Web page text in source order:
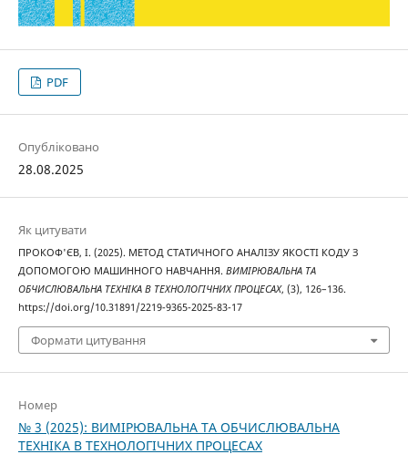
PDF
Опубліковано
28.08.2025
Як цитувати
ПРОКОФ'ЄВ, І. (2025). МЕТОД СТАТИЧНОГО АНАЛІЗУ ЯКОСТІ КОДУ З
ДОПОМОГОЮ МАШИННОГО НАВЧАННЯ. ВИМІРЮВАЛЬНА ТА
ОБЧИСЛЮВАЛЬНА ТЕХНІКА В ТЕХНОЛОГІЧНИХ ПРОЦЕСАХ, (3), 126–136.
https://doi.org/10.31891/2219-9365-2025-83-17
Формати цитування
Номер
№ 3 (2025): ВИМІРЮВАЛЬНА ТА ОБЧИСЛЮВАЛЬНА
ТЕХНІКА В ТЕХНОЛОГІЧНИХ ПРОЦЕСАХ